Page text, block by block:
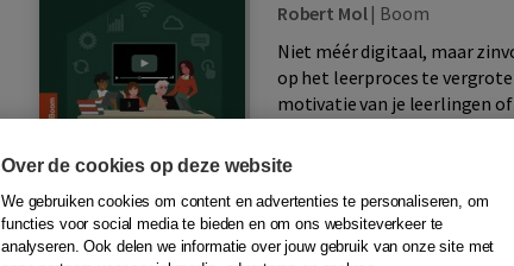
Robert Mol| Boom
Niet méér digitaal, maar
op het leerproces te
motivatie van je leerlingen of
Paperback
Oktober 2025 | ISBN
9789024465743
Voor 21:00 uur besteld,
morgen in huis
Over de cookies op deze website
We gebruiken cookies om content en advertenties te personaliseren, om
functies voor social media te bieden en om ons websiteverkeer te
analyseren. Ook delen we informatie over jouw gebruik van onze site met